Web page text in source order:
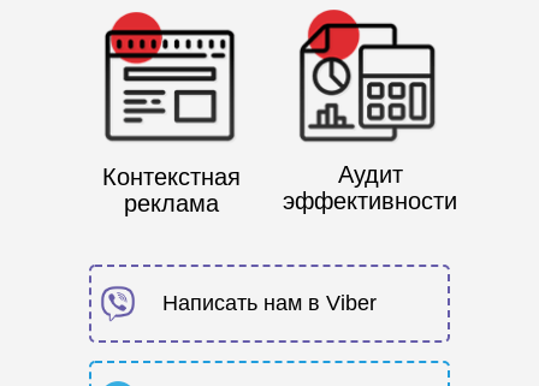
Контекстная
реклама
Аудит
эффективности
Написать нам в Viber